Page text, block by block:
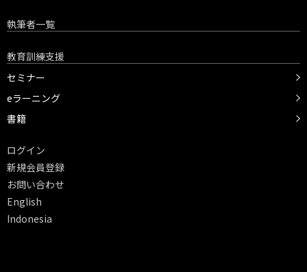
執筆者一覧
教育訓練支援
セミナー
eラーニング
書籍
ログイン
新規会員登録
お問い合わせ
English
Indonesia